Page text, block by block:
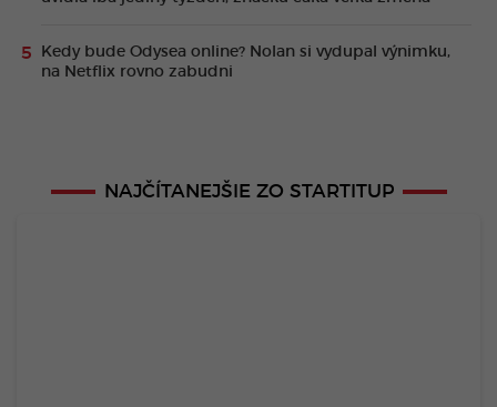
Kedy bude Odysea online? Nolan si vydupal výnimku,
na Netflix rovno zabudni
NAJČÍTANEJŠIE ZO STARTITUP